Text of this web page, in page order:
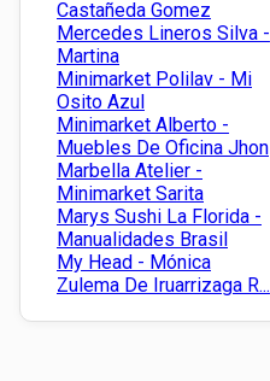
Castañeda Gomez
Mercedes Lineros Silva -
Martina
Minimarket Polilav - Mi
Osito Azul
Minimarket Alberto -
Muebles De Oficina Jhon
Marbella Atelier -
Minimarket Sarita
Marys Sushi La Florida -
Manualidades Brasil
My Head - Mónica
Zulema De Iruarrizaga R...